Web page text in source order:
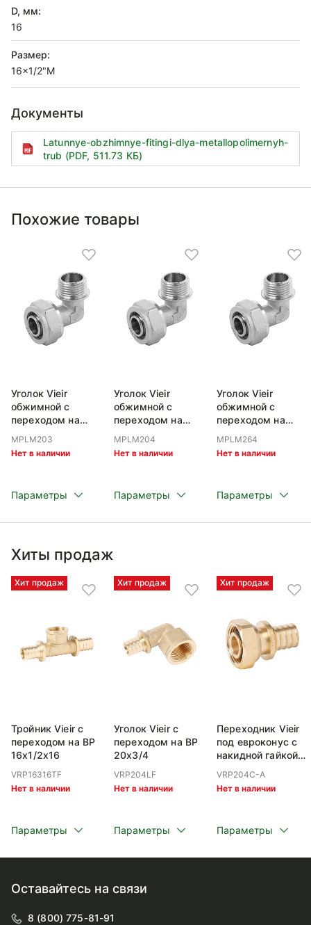
D, мм:
16
Размер:
16x1/2"M
Документы
Latunnye-obzhimnye-fitingi-dlya-metallopolimernyh-
trub (PDF, 511.73 КБ)
Похожие товары
Уголок Vieir
обжимной c
переходом на
20x1/2
MPLM203
Нет в наличии
Параметры
Уголок Vieir
обжимной c
переходом на
20x3/4
MPLM204
Нет в наличии
Параметры
Уголок Vieir
обжимной c
переходом на
26x3/4
MPLM264
Нет в наличии
Параметры
Хиты продаж
Хит продаж
Тройник Vieir с
переходом на ВР
16x1/2x16
VRP16316TF
Нет в наличии
Параметры
Хит продаж
Уголок Vieir с
переходом на ВР
20x3/4
VRP204LF
Нет в наличии
Параметры
Хит продаж
Переходник Vieir
под евроконус с
накидной гайкой
VRP204C-A
Нет в наличии
Параметры
Оставайтесь на связи
8 (800) 775-81-91